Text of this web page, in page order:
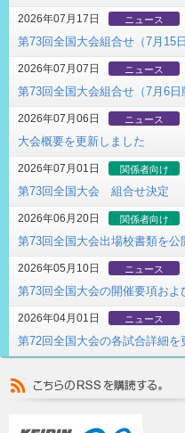
2026年07月17日 ニュース
第73回全国大会組合せ（7月15
2026年07月07日 ニュース
第73回全国大会組合せ（7月6
2026年07月06日 ニュース
大会概要を更新しました
2026年07月01日 関係者向け
第73回全国大会 組合せ決定
2026年06月20日 関係者向け
第73回全国大会出場校書類を公
2026年05月10日 ニュース
第73回全国大会の開催要項お
2026年04月01日 ニュース
第72回全国大会の各試合詳細を